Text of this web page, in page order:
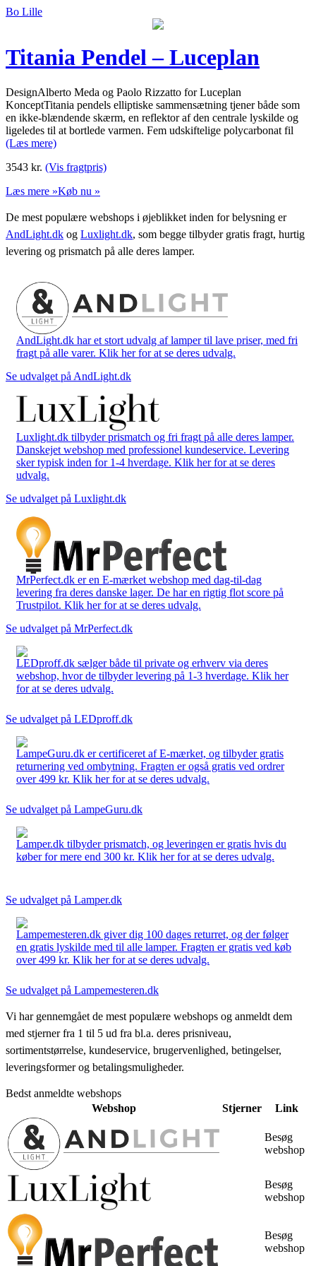
Bo Lille
Titania Pendel – Luceplan
DesignAlberto Meda og Paolo Rizzatto for Luceplan
KonceptTitania pendels elliptiske sammensætning tjener både som
en ikke-blændende skærm, en reflektor af den centrale lyskilde og
ligeledes til at bortlede varmen. Fem udskiftelige polycarbonat fil
(Læs mere)
3543 kr. (Vis fragtpris)
Læs mere »Køb nu »
De mest populære webshops i øjeblikket inden for belysning er
AndLight.dk og Luxlight.dk, som begge tilbyder gratis fragt, hurtig
levering og prismatch på alle deres lamper.
AndLight.dk har et stort udvalg af lamper til lave priser, med fri
fragt på alle varer. Klik her for at se deres udvalg.
Se udvalget på AndLight.dk
Luxlight.dk tilbyder prismatch og fri fragt på alle deres lamper.
Danskejet webshop med professionel kundeservice. Levering
sker typisk inden for 1-4 hverdage. Klik her for at se deres
udvalg.
Se udvalget på Luxlight.dk
MrPerfect.dk er en E-mærket webshop med dag-til-dag
levering fra deres danske lager. De har en rigtig flot score på
Trustpilot. Klik her for at se deres udvalg.
Se udvalget på MrPerfect.dk
LEDproff.dk sælger både til private og erhverv via deres
webshop, hvor de tilbyder levering på 1-3 hverdage. Klik her
for at se deres udvalg.
Se udvalget på LEDproff.dk
LampeGuru.dk er certificeret af E-mærket, og tilbyder gratis
returnering ved ombytning. Fragten er også gratis ved ordrer
over 499 kr. Klik her for at se deres udvalg.
Se udvalget på LampeGuru.dk
Lamper.dk tilbyder prismatch, og leveringen er gratis hvis du
køber for mere end 300 kr. Klik her for at se deres udvalg.
Se udvalget på Lamper.dk
Lampemesteren.dk giver dig 100 dages returret, og der følger
en gratis lyskilde med til alle lamper. Fragten er gratis ved køb
over 499 kr. Klik her for at se deres udvalg.
Se udvalget på Lampemesteren.dk
Vi har gennemgået de mest populære webshops og anmeldt dem
med stjerner fra 1 til 5 ud fra bl.a. deres prisniveau,
sortimentstørrelse, kundeservice, brugervenlighed, betingelser,
leveringsformer og betalingsmuligheder.
Bedst anmeldte webshops
Webshop
Stjerner Link
Besøg
webshop
Besøg
webshop
Besøg
webshop